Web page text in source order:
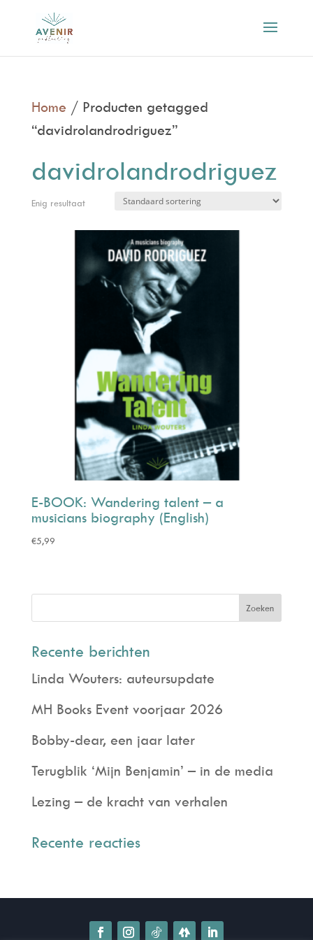
Home / Producten getagged
“davidrolandrodriguez”
davidrolandrodriguez
Enig resultaat
E-BOOK: Wandering talent – a
musicians biography (English)
€5,99
Recente berichten
Linda Wouters: auteursupdate
MH Books Event voorjaar 2026
Bobby-dear, een jaar later
Terugblik ‘Mijn Benjamin’ – in de media
Lezing – de kracht van verhalen
Recente reacties